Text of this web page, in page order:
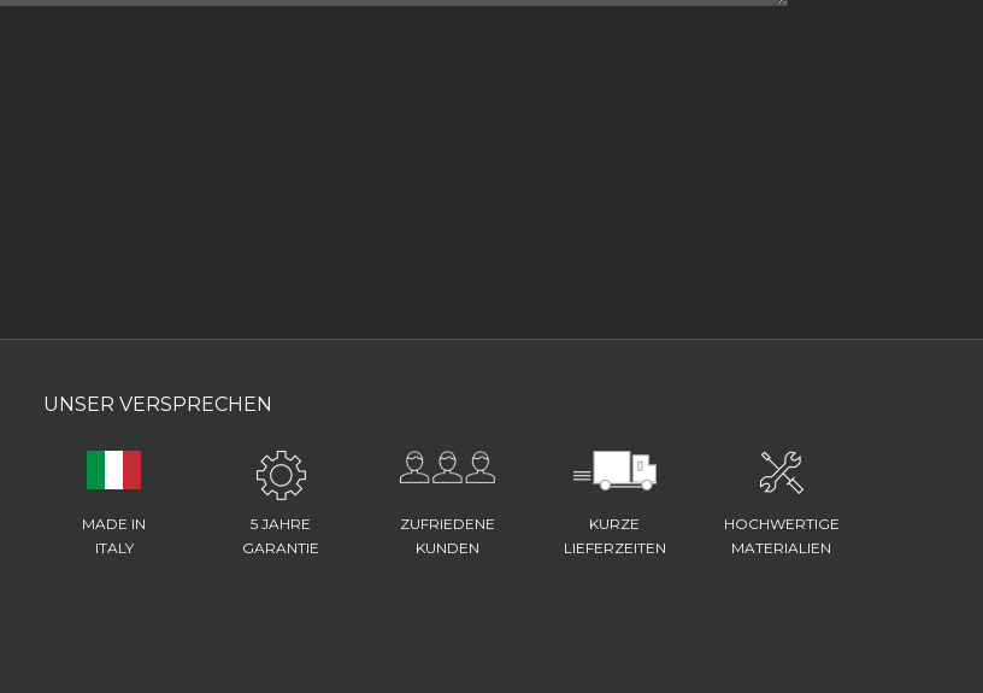
UNSER VERSPRECHEN
MADE IN
ITALY
5 JAHRE
GARANTIE
ZUFRIEDENE
KUNDEN
KURZE
LIEFERZEITEN
HOCHWERTIGE
MATERIALIEN